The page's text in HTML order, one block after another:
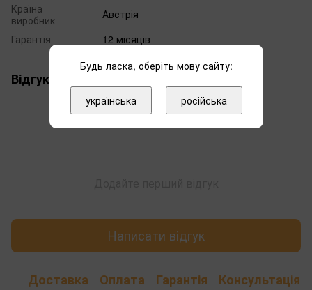
Країна
виробник
Австрія
Гарантія
12 місяців
Відгуки
Написати відгук
Доставка Оплата Гарантія Консультація
Будь ласка, оберіть мову сайту:
українська російська